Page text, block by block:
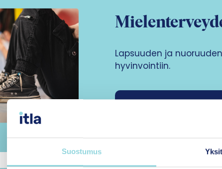
Suostumus
Lapsuuden ja
hyvinvointiin.